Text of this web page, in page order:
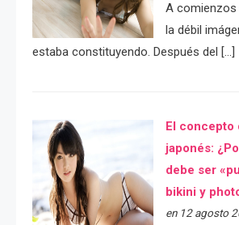
A
la débil
estaba constituyendo. Después del […]
El concepto
japonés:
debe ser
bikini y
en 12 agosto